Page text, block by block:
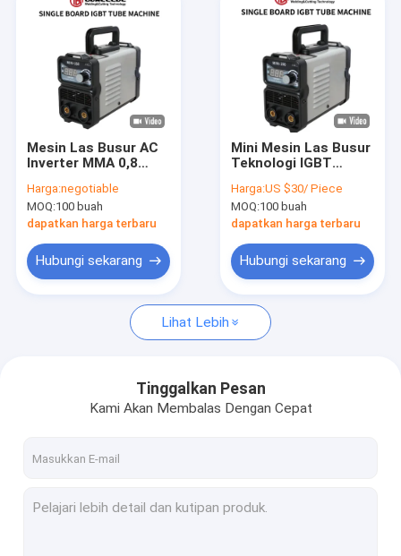
Produk
Video
Pertunjukan VR
Kontrol kualitas
Hubungi kami
Permintaan Penawaran
Tongkat TIG MMA Tukang Las
Penggunaan Industri ARC MMA Welder
Mesin Las Busur AC
Inverter MMA 0,8
Perlindungan IP21
Harga:negotiable
MOQ:100 buah
dapatkan harga terbaru
Hubungi sekarang
Mini Mesin Las Busur
Teknologi IGBT
Mini200 untuk
Digunakan Di Rumah
Ukuran Kecil Tukang
Harga:US $30/ Piece
MOQ:100 buah
dapatkan harga terbaru
Hubungi sekarang
Lihat Lebih
Tinggalkan Pesan
Kami Akan Membalas Dengan Cepat